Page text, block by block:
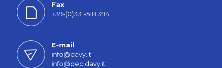
Fax
+39-(0)331-518.394
E-mail
info@davy.it
info@pec.davy.it